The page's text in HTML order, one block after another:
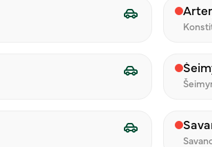
pačius populiariausius
Visus egzotikos mėgėjus kviečia
galite užsisakyti „iLunch“ patiekalų
Food“ ir „Wolt“.